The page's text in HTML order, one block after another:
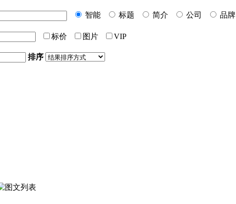
智能
标题 简介 公司
品牌
标价 图片
VIP
排序